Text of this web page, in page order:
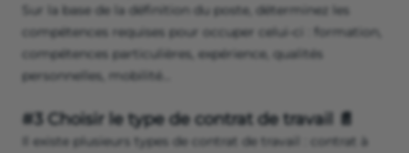
Sur la base de la définition du poste, déterminez les
compétences requises pour occuper celui-ci : formation,
compétences particulières, expérience, qualités
personnelles, mobilité…
#3 Choisir le type de contrat de travail 📄
Il existe plusieurs types de contrat de travail : contrat à